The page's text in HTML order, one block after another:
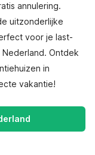
annulering.
uitzonderlijke
voor je last-
Ontdek
in
vakantie!